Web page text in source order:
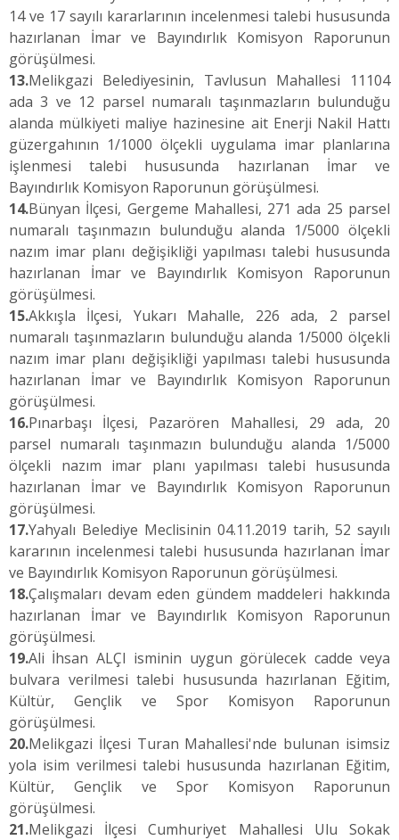
14 ve 17 sayılı kararlarının incelenmesi talebi hususunda
hazırlanan İmar ve Bayındırlık Komisyon Raporunun
görüşülmesi.
13.Melikgazi Belediyesinin, Tavlusun Mahallesi 11104
ada 3 ve 12 parsel numaralı taşınmazların bulunduğu
alanda mülkiyeti maliye hazinesine ait Enerji Nakil Hattı
güzergahının 1/1000 ölçekli uygulama imar planlarına
işlenmesi talebi hususunda hazırlanan İmar ve
Bayındırlık Komisyon Raporunun görüşülmesi.
14.Bünyan İlçesi, Gergeme Mahallesi, 271 ada 25 parsel
numaralı taşınmazın bulunduğu alanda 1/5000 ölçekli
nazım imar planı değişikliği yapılması talebi hususunda
hazırlanan İmar ve Bayındırlık Komisyon Raporunun
görüşülmesi.
15.Akkışla İlçesi, Yukarı Mahalle, 226 ada, 2 parsel
numaralı taşınmazların bulunduğu alanda 1/5000 ölçekli
nazım imar planı değişikliği yapılması talebi hususunda
hazırlanan İmar ve Bayındırlık Komisyon Raporunun
görüşülmesi.
16.Pınarbaşı İlçesi, Pazarören Mahallesi, 29 ada, 20
parsel numaralı taşınmazın bulunduğu alanda 1/5000
ölçekli nazım imar planı yapılması talebi hususunda
hazırlanan İmar ve Bayındırlık Komisyon Raporunun
görüşülmesi.
17.Yahyalı Belediye Meclisinin 04.11.2019 tarih, 52 sayılı
kararının incelenmesi talebi hususunda hazırlanan İmar
ve Bayındırlık Komisyon Raporunun görüşülmesi.
18.Çalışmaları devam eden gündem maddeleri hakkında
hazırlanan İmar ve Bayındırlık Komisyon Raporunun
görüşülmesi.
19.Ali İhsan ALÇI isminin uygun görülecek cadde veya
bulvara verilmesi talebi hususunda hazırlanan Eğitim,
Kültür, Gençlik ve Spor Komisyon Raporunun
görüşülmesi.
20.Melikgazi İlçesi Turan Mahallesi'nde bulunan isimsiz
yola isim verilmesi talebi hususunda hazırlanan Eğitim,
Kültür, Gençlik ve Spor Komisyon Raporunun
görüşülmesi.
21.Melikgazi İlçesi Cumhuriyet Mahallesi Ulu Sokak